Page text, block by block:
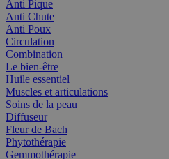
Anti Pique
Anti Chute
Anti Poux
Circulation
Combination
Le bien-être
Huile essentiel
Muscles et articulations
Soins de la peau
Diffuseur
Fleur de Bach
Phytothérapie
Gemmothérapie